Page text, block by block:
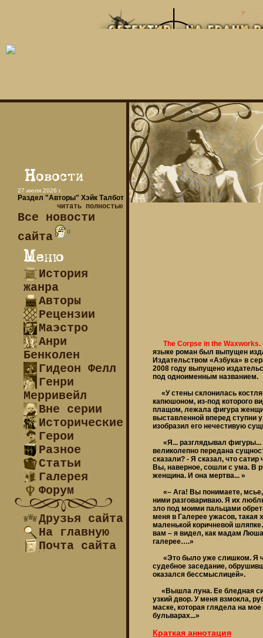
27 июля 2026 г.
Раздел "Авторы" Хэйк Талбот
читать полностью
Все новости
сайта
История
жанра
Авторы
Рецензии
Маэстро
Анри
Бенколен
Гидеон Фелл
Генри
Мерривейл
Вне серии
Исторические
Герои
Разное
Статьи
Галерея
Форум
Друзья сайта
На главную
Почта сайта
The Corpse in the Waxworks.
языке роман был выпущен
Издательством «Азбука» в
2008 году выпущено
под одноименным названием.
«У стены склонилась
капюшоном, из-под которого
плащом, лежала фигура
выставленной вперед ступни
изобразил его нечестивую
«Я... разглядывал фигуры...
великолепно передана
сказали? - Я сказал, что
Вы, наверное, сошли с ума. В
женщина. И она мертва... »
«– Ага! Вы понимаете, мсье,
ними разговариваю. Я их
зло под моими пальцами
меня в Галерее ужасов, такая
маленькой коричневой
вам – я видел, как мадам
галерее….»
«Это было уже слишком. Я
судебное заседание,
оказался бессмыслицей».
«Вышла луна. Ее бледная
узкий двор. У меня взмокла,
маске, которая глядела на
бульварах...»
Краткая аннотация